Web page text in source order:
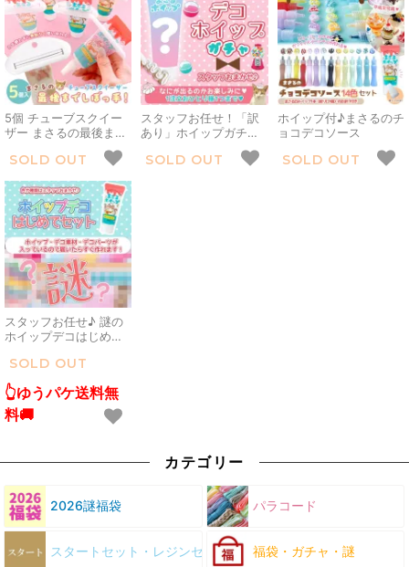
手芸 GreenOceanオリ
ジナル♪
ル♪
ル♪
5個 チューブスクイー
ザー まさるの最後まで
しぼっ手！ チューブ し
ぼり器 絞り器 デコホイ
便利アイテム UVレジ
ン クラフト 手芸 ハン
ドメイド
SOLD OUT
スタッフお任せ！「訳
あり」ホイップガチ
ャ！ホイップデコクリ
ーム まさるホイップ 推
SOLD OUT
ホイップ付♪まさるのチ
ョコデコソース
SOLD OUT
スタッフお任せ♪ 謎の
ホイップデコはじめて
ム 詰め合わせ まさるホ
イップ パーツ キット
GreenOcean
SOLD OUT
👆ゆうパケ送料無
料🚚
カテゴリー
2026謎福袋 パラコード
スタートセット・レジンセット 福袋・ガチャ・謎